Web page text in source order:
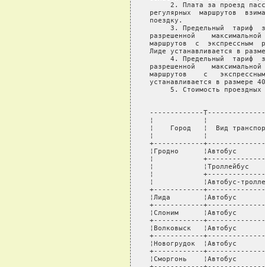
2. Плата за проезд
регулярных  маршрутов
поездку.
3. Предельный  тариф
разрешенной
маршрутов  с  экспрессным
Лиде устанавливается в
4. Предельный  тариф
разрешенной
маршрутов    с
устанавливается в размере
5. Стоимость
-------------
¦            ¦
¦    Город   ¦  Вид
¦            ¦                  ¦
+------------
¦Гродно      ¦Автобус
¦
¦            ¦Троллейбус
¦
¦            ¦Автобус-
+------------
¦Лида        ¦Автобус
+------------
¦Слоним      ¦Автобус
+------------
¦Волковыск   ¦Автобус
+------------
¦Новогрудок  ¦Автобус
+------------
¦Сморгонь    ¦Автобус